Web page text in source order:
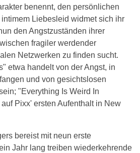
benennt, den persönlichen
Liebesleid widmet sich ihr
den Angstzuständen ihrer
fragiler werdender
Netzwerken zu finden sucht.
etwa handelt von der Angst, in
und von gesichtslosen
"Everything Is Weird In
Pixx' ersten Aufenthalt in New
bereist mit neun erste
Jahr lang treiben wiederkehrende